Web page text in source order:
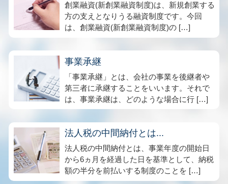
創業融資(新創業融資制度)は、新規創業する
方の支えとなりうる融資制度です。今回
は、創業融資(新創業融資制度)の […]
事業承継
「事業承継」とは、会社の事業を後継者や
第三者に承継することをいいます。それで
は、事業承継は、どのような場合に行 […]
法人税の中間納付とは...
法人税の中間納付とは、事業年度の開始日
から6ヵ月を経過した日を基準として、納税
額の半分を前払いする制度のことを […]